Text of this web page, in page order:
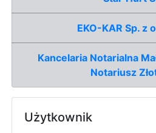
EKO-KAR Sp. z
Kancelaria Notarialna
Notariusz
Użytkownik